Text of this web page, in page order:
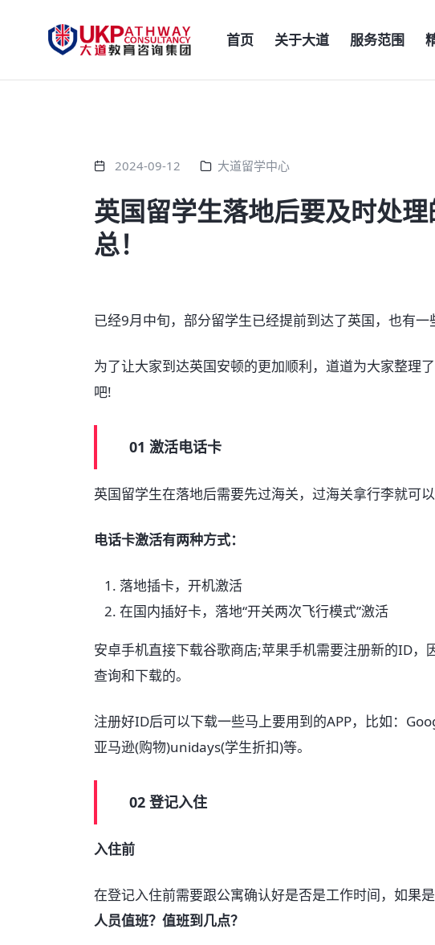
首页 关于大道 服务范围
2024-09-12 大道留学中心
英国留学生落地后要及时处
总！
已经9月中旬，部分留学生已经提前到达了英国，也有一
为了让大家到达英国安顿的更加顺利，道道为大家整理
吧!
01 激活电话卡
英国留学生在落地后需要先过海关，过海关拿行李就可
电话卡激活有两种方式：
落地插卡，开机激活
在国内插好卡，落地“开关两次飞行模式”激活
安卓手机直接下载谷歌商店;苹果手机需要注册新的ID
查询和下载的。
注册好ID后可以下载一些马上要用到的APP，比如：
亚马逊(购物)unidays(学生折扣)等。
02 登记入住
入住前
在登记入住前需要跟公寓确认好是否是工作时间，如果是
人员值班？值班到几点？